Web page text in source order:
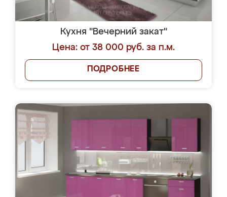
Кухня "Вечерний закат"
Цена: от 38 000 руб. за п.м.
ПОДРОБНЕЕ